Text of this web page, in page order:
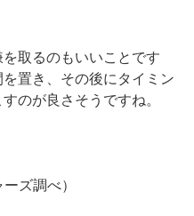
取るのもいいことです
置き、その後にタイミン
のが良さそうですね。
ズ調べ）